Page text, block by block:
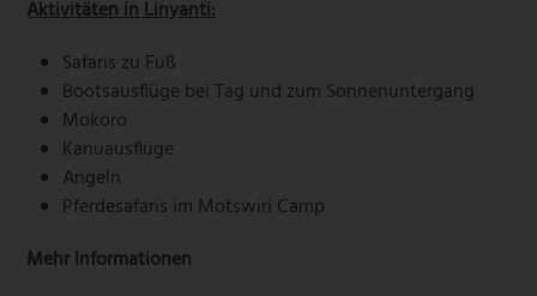
Aktivitäten in Linyanti:
Safaris zu Fuß
Bootsausflüge bei Tag und zum Sonnenuntergang
Mokoro
Kanuausflüge
Angeln
Pferdesafaris im Motswiri Camp
Mehr Informationen